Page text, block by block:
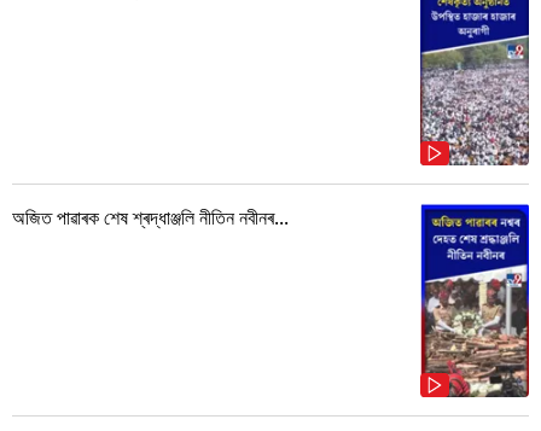
অজিত পাৱাৰক শেষ শ্ৰদ্ধাঞ্জলি নীতিন নবীনৰ...